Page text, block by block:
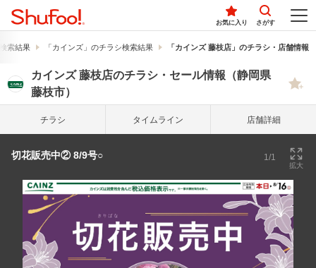
お気に入り さがす
索結果 「カインズ」のチラシ検索結果 「カインズ 藤枝店」のチラシ・店舗情報
カインズ 藤枝店のチラシ・セール情報（静岡県
藤枝市）
チラシ タイム ライン 店舗詳細
切花販売中② 8/9号○ 1/1
拡大